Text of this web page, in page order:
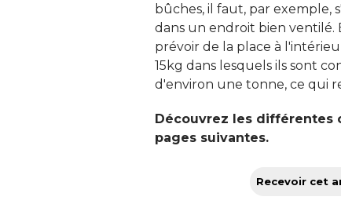
bûches, il faut, par exemple,
dans un endroit bien ventilé.
prévoir de la place à
15kg dans lesquels ils sont
d'environ une tonne, ce qui
Découvrez les différentes
pages suivantes.
Recevoir cet